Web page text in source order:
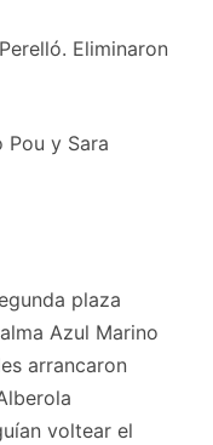
Eliminaron
Pou y Sara
plaza
Azul Marino
arrancaron
voltear el